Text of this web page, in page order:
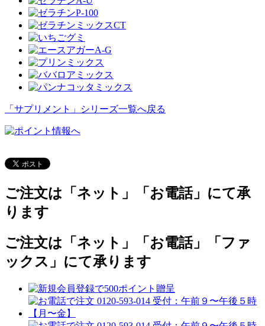
「サプリメント」シリーズ一覧へ戻る
ご注文は「ネット」「お電話」にて承
ります
ご注文は「ネット」「お電話」「ファ
ックス」にて承ります